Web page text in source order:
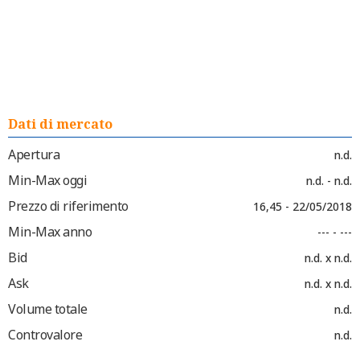
Dati di mercato
Apertura
n.d.
Min-Max oggi n.d. - n.d.
Prezzo di riferimento 16,45 - 22/05/2018
Min-Max anno --- - ---
Bid n.d. x n.d.
Ask n.d. x n.d.
Volume totale n.d.
Controvalore n.d.